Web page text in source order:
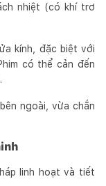
nhiệt (có khí trơ
kính, đặc biệt với
có thể cản đến
ngoài, vừa chắn
linh hoạt và tiết